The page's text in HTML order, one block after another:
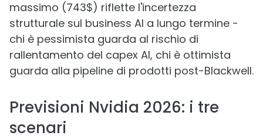
massimo (743$) riflette l'incertezza
strutturale sul business AI a lungo termine -
chi è pessimista guarda al rischio di
rallentamento del capex AI, chi è ottimista
guarda alla pipeline di prodotti post-Blackwell.
Previsioni Nvidia 2026: i tre
scenari